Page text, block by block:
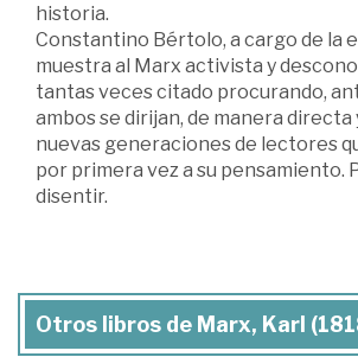
historia.
Constantino Bértolo, a cargo de la
muestra al Marx activista y
tantas veces citado procurando,
ambos se dirijan, de manera directa
nuevas generaciones de lectores
por primera vez a su pensamiento.
disentir.
Otros libros de Marx, Karl